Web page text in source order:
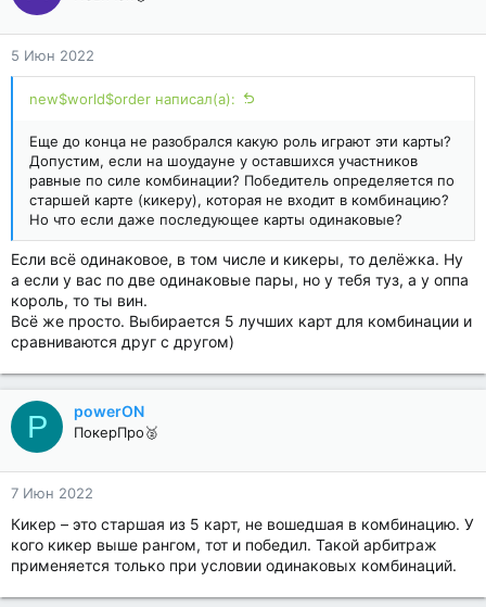
5 Июн 2022
new$world$order написал(а):
Еще до конца не разобрался какую роль играют эти карты?
Допустим, если на шоудауне у оставшихся участников
равные по силе комбинации? Победитель определяется по
старшей карте (кикеру), которая не входит в комбинацию?
Но что если даже последующее карты одинаковые?
Если всё одинаковое, в том числе и кикеры, то делёжка. Ну
а если у вас по две одинаковые пары, но у тебя туз, а у оппа
король, то ты вин.
Всё же просто. Выбирается 5 лучших карт для комбинации и
сравниваются друг с другом)
P powerON
ПокерПро🥈
7 Июн 2022
Кикер – это старшая из 5 карт, не вошедшая в комбинацию. У
кого кикер выше рангом, тот и победил. Такой арбитраж
применяется только при условии одинаковых комбинаций.